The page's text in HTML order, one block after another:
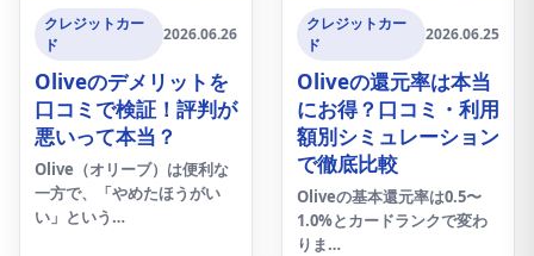
クレジットカー
ド
2026.06.26
Oliveのデメリットを
口コミで検証！評判が
悪いって本当？
Olive（オリーブ）は便利な
一方で、「やめたほうがい
い」という…
クレジットカー
ド
2026.06.25
Oliveの還元率は本当
にお得？口コミ・利用
額別シミュレーション
で徹底比較
Oliveの基本還元率は0.5〜
1.0%とカードランクで変わ
りま…